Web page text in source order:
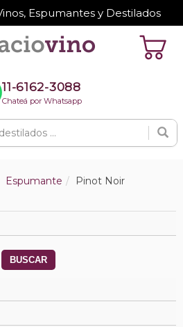
Espumantes y Destilados
11-6162-3088
Chateá por Whatsapp
Espumante
Pinot Noir
BUSCAR